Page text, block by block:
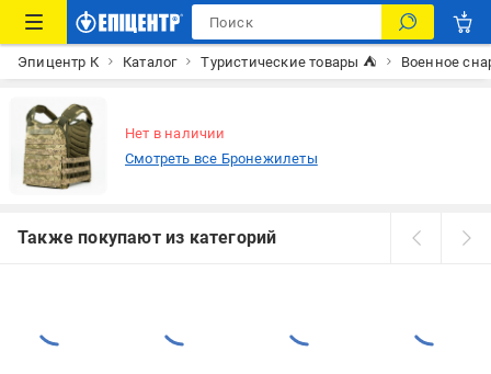
Эпицентр К Каталог Туристические товары ⛺ Военное
Нет в наличии
Смотреть все Бронежилеты
Также покупают из категорий